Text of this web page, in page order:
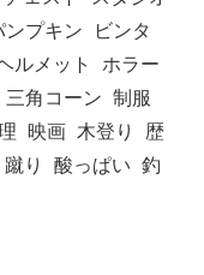
ンプキン
ビンタ
ルメット
ホラー
三角コーン 制服
映画 木登り
歴
蹴り 酸っぱい 釣